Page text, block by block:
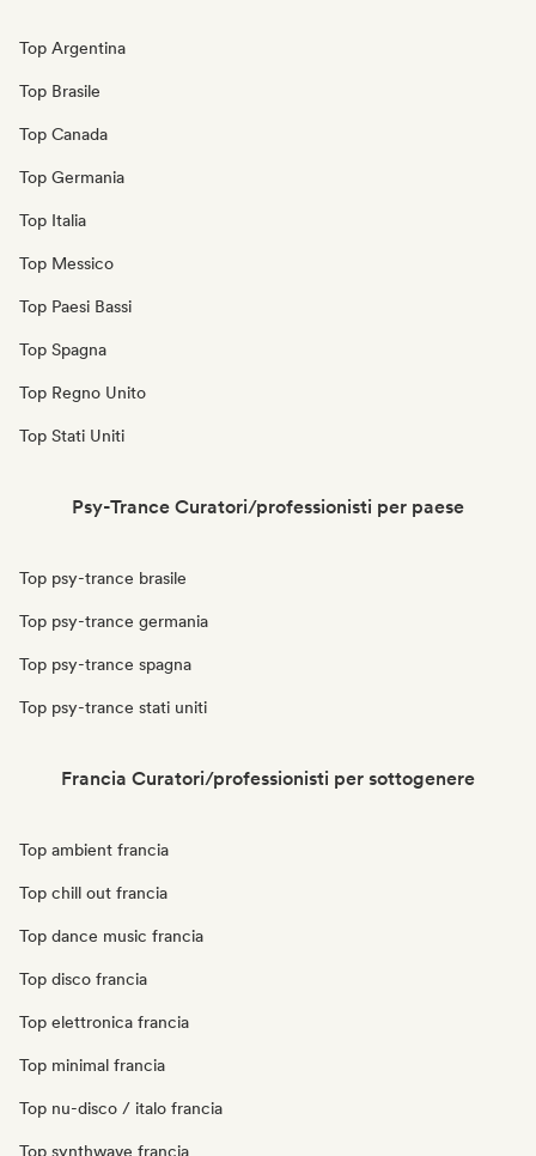
Top Argentina
Top Brasile
Top Canada
Top Germania
Top Italia
Top Messico
Top Paesi Bassi
Top Spagna
Top Regno Unito
Top Stati Uniti
Psy-Trance Curatori/professionisti per paese
Top psy-trance brasile
Top psy-trance germania
Top psy-trance spagna
Top psy-trance stati uniti
Francia Curatori/professionisti per sottogenere
Top ambient francia
Top chill out francia
Top dance music francia
Top disco francia
Top elettronica francia
Top minimal francia
Top nu-disco / italo francia
Top synthwave francia